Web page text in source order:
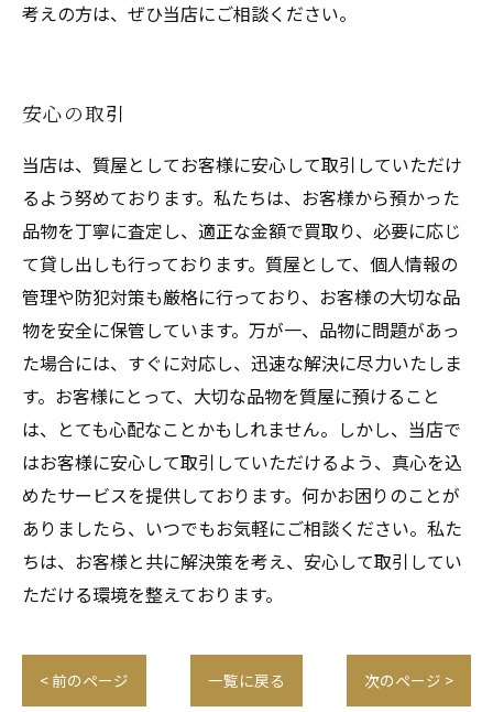
考えの方は、ぜひ当店にご相談ください。
安心の取引
当店は、質屋としてお客様に安心して取引していただけ
るよう努めております。私たちは、お客様から預かった
品物を丁寧に査定し、適正な金額で買取り、必要に応じ
て貸し出しも行っております。質屋として、個人情報の
管理や防犯対策も厳格に行っており、お客様の大切な品
物を安全に保管しています。万が一、品物に問題があっ
た場合には、すぐに対応し、迅速な解決に尽力いたしま
す。お客様にとって、大切な品物を質屋に預けること
は、とても心配なことかもしれません。しかし、当店で
はお客様に安心して取引していただけるよう、真心を込
めたサービスを提供しております。何かお困りのことが
ありましたら、いつでもお気軽にご相談ください。私た
ちは、お客様と共に解決策を考え、安心して取引してい
ただける環境を整えております。
< 前のページ 一覧に戻る 次のページ >